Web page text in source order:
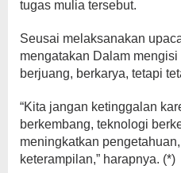
tugas mulia tersebut.
Seusai melaksanakan
mengatakan Dalam
berjuang, berkarya, tetapi
“Kita jangan ketinggalan
berkembang, teknologi
meningkatkan
keterampilan,” harapnya. (*)